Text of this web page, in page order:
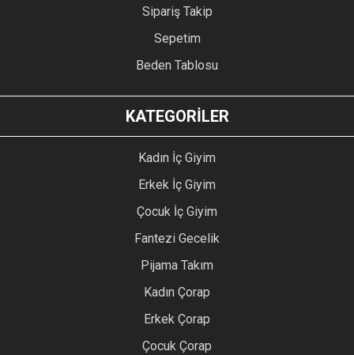
Sipariş Takip
Sepetim
Beden Tablosu
KATEGORİLER
Kadın İç Giyim
Erkek İç Giyim
Çocuk İç Giyim
Fantezi Gecelik
Pijama Takım
Kadın Çorap
Erkek Çorap
Çocuk Çorap